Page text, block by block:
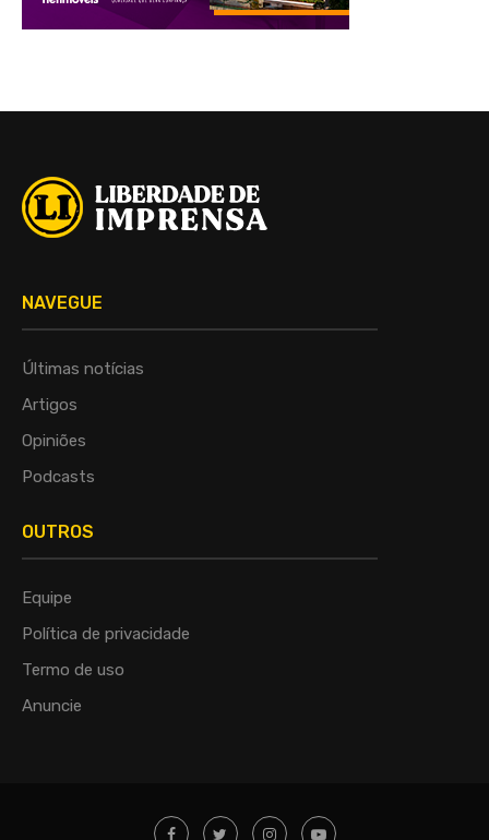
NAVEGUE
Últimas notícias
Artigos
Opiniões
Podcasts
OUTROS
Equipe
Política de privacidade
Termo de uso
Anuncie